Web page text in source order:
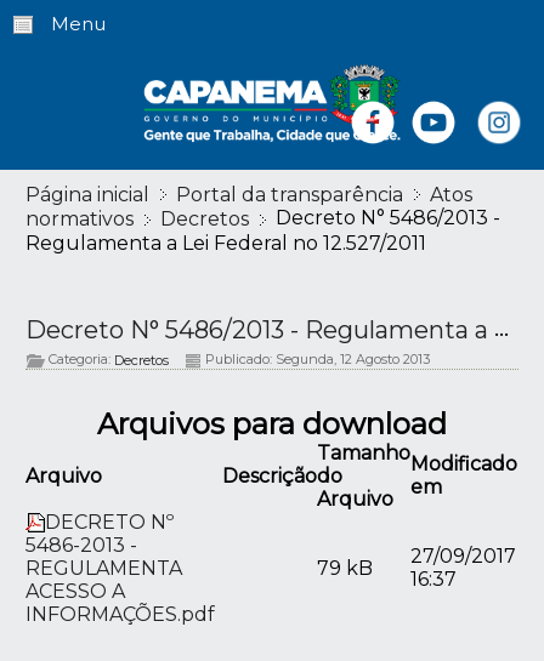
Menu
Página inicial Portal da transparência
Atos
normativos
Decretos
Decreto N° 5486/2013 -
Regulamenta a Lei Federal no 12.527/2011
Decreto N° 5486/2013 - Regulamenta a Lei Federal no 12.527/2011
Categoria: Decretos Publicado: Segunda, 12 Agosto 2013
Arquivos para download
Arquivo Descrição
Tamanho
do
Arquivo
Modificado
em
DECRETO Nº
5486-2013 -
REGULAMENTA
ACESSO A
INFORMAÇÕES.pdf
79 kB
27/09/2017
16:37